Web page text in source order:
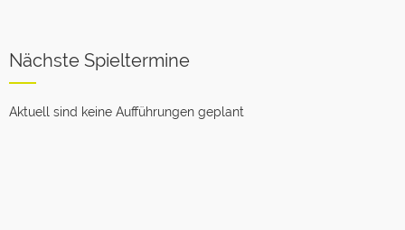
Nächste Spieltermine
Aktuell sind keine Aufführungen geplant